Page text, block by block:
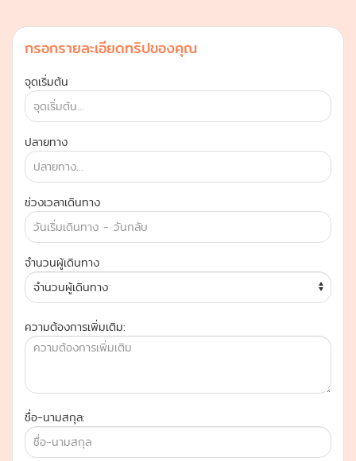
กรอกรายละเอียดทริปของคุณ
จุดเริ่มต้น
ปลายทาง
ช่วงเวลาเดินทาง
จำนวนผู้เดินทาง
ความต้องการเพิ่มเติม:
ชื่อ-นามสกุล: